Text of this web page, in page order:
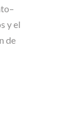
y el
de